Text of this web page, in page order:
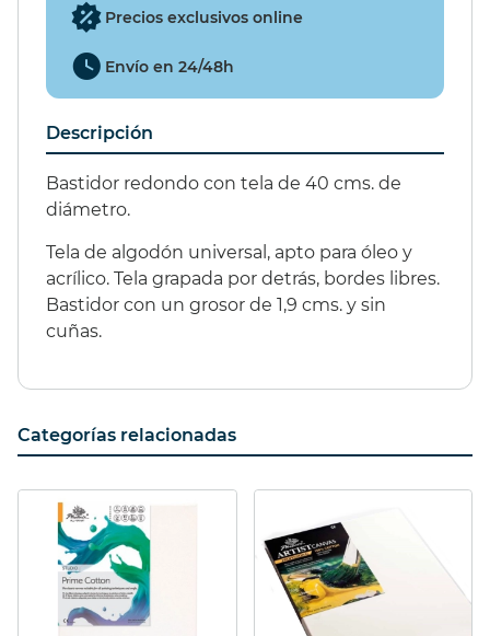
49,55 €
42,12 €
Precios exclusivos online
Envío en 24/48h
Descripción
Bastidor redondo con tela de 40 cms. de
diámetro.
Tela de algodón universal, apto para óleo y
acrílico. Tela grapada por detrás, bordes libres.
Bastidor con un grosor de 1,9 cms. y sin
cuñas.
Categorías relacionadas